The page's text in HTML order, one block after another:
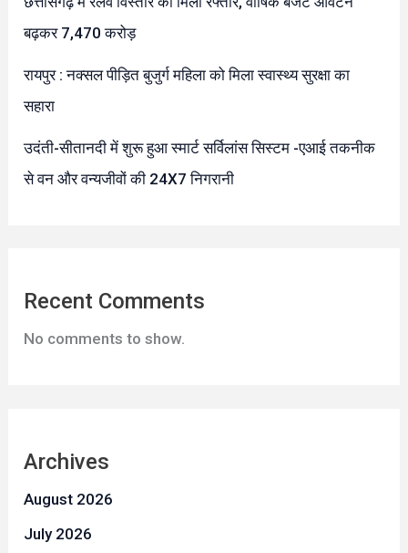
बढ़कर 7,470 करोड़
रायपुर : नक्सल पीड़ित बुजुर्ग महिला को मिला स्वास्थ्य सुरक्षा का
सहारा
उदंती-सीतानदी में शुरू हुआ स्मार्ट सर्विलांस सिस्टम -एआई तकनीक
से वन और वन्यजीवों की 24X7 निगरानी
Recent Comments
No comments to show.
Archives
August 2026
July 2026